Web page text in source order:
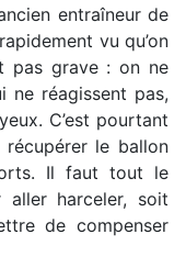
entraîneur de
vu qu’on
pas grave : on ne
ne réagissent pas,
C’est pourtant
le ballon
Il faut tout le
harceler, soit
de compenser